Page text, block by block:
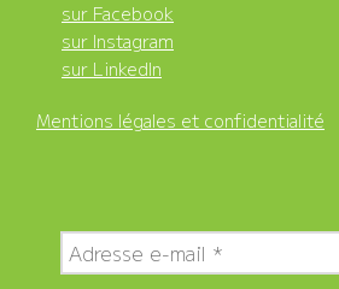
sur Facebook
sur Instagram
sur LinkedIn
Mentions légales et confidentialité